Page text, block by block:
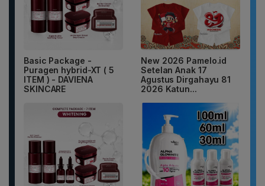
Basic Package -
Puragen hybrid-XT ( 5
ITEM ) - DAVIENA
SKINCARE
New 2026 Pamelo.id
Setelan Anak 17
Agustus Dirgahayu 81
2026 Katun...